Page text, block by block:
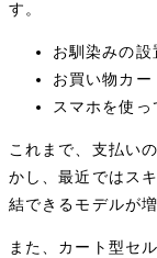
す。
お馴染みの設
お買い物カ
スマホを使
これまで、支払い
かし、最近ではス
結できるモデルが
また、カート型セ